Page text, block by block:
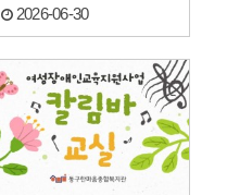
2026-06-30